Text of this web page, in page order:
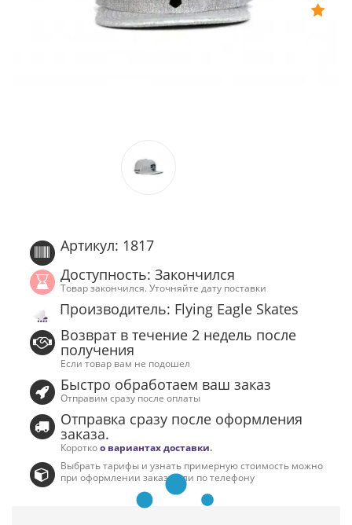
Артикул: 1817
Доступность: Закончился
Товар закончился. Уточняйте дату поставки
Производитель: Flying Eagle Skates
Возврат в течение 2 недель после
получения
Если товар вам не подошел
Быстро обработаем ваш заказ
Отправим сразу после оплаты
Отправка сразу после оформления
заказа.
Короткоо вариантах доставки.
Выбрать тарифы и узнать примерную стоимость можно
при оформлении заказа или по телефону